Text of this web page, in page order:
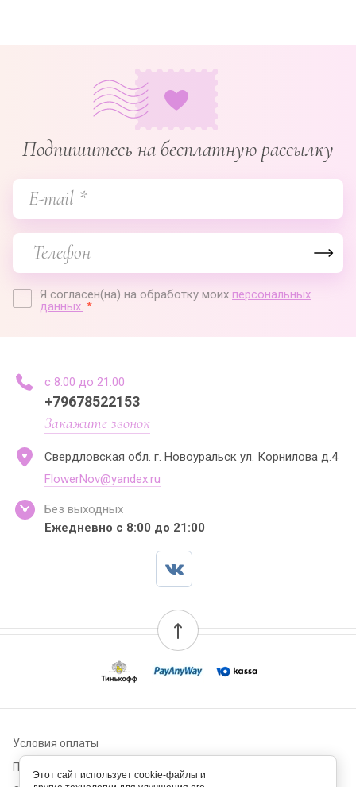
Подпишитесь на бесплатную рассылку
Я согласен(на) на обработку моих персональных
данных. *
с 8:00 до 21:00
+79678522153
Закажите звонок
Свердловская обл. г. Новоуральск ул. Корнилова д.4
FlowerNov@yandex.ru
Без выходных
Ежедневно с 8:00 до 21:00
Условия оплаты
Пользовательское соглашение
Этот сайт использует cookie-файлы и